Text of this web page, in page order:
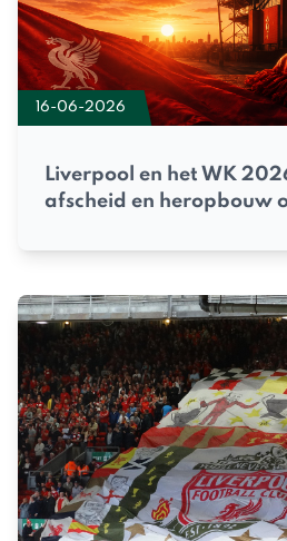
16-06-2026
Liverpool en het WK
afscheid en heropbouw